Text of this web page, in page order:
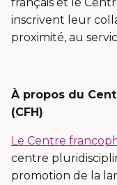
inscrivent leur
proximité, au
À propos du
(CFH)
Le Centre
centre
promotion de la